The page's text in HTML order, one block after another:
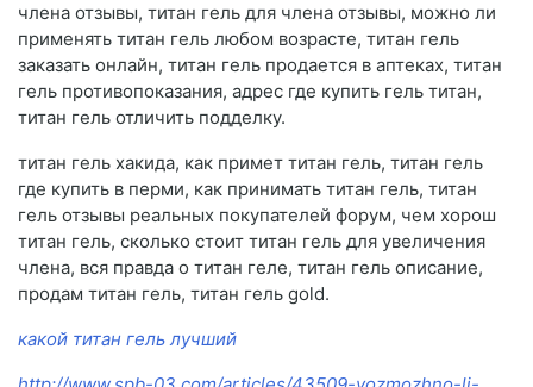
члена отзывы, титан гель для члена отзывы, можно ли
применять титан гель любом возрасте, титан гель
заказать онлайн, титан гель продается в аптеках, титан
гель противопоказания, адрес где купить гель титан,
титан гель отличить подделку.
титан гель хакида, как примет титан гель, титан гель
где купить в перми, как принимать титан гель, титан
гель отзывы реальных покупателей форум, чем хорош
титан гель, сколько стоит титан гель для увеличения
члена, вся правда о титан геле, титан гель описание,
продам титан гель, титан гель gold.
какой титан гель лучший